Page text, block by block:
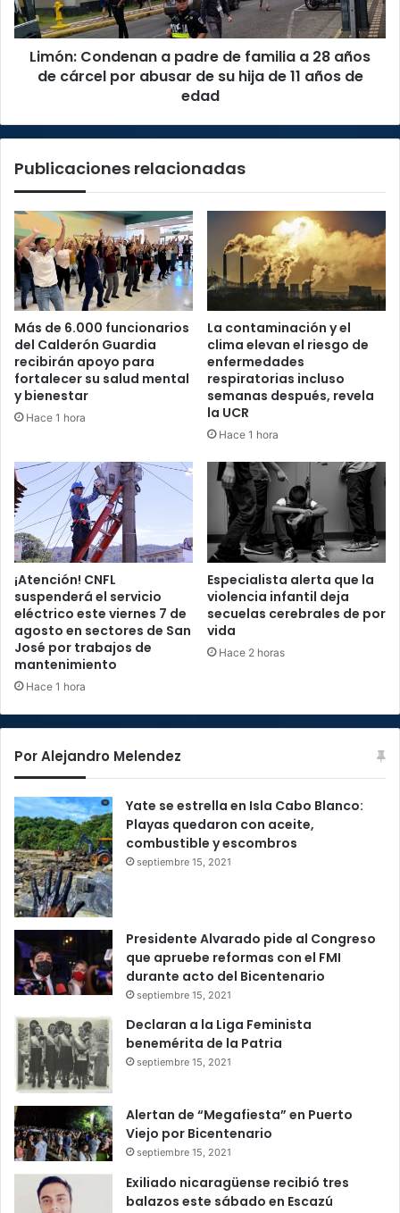
28
años
cárcel
de
hija
años
de
edad
Limón: Condenan a padre de familia a 28 años
de cárcel por abusar de su hija de 11 años de
edad
Publicaciones relacionadas
Más de 6.000 funcionarios
del Calderón Guardia
recibirán apoyo para
fortalecer su salud mental
y bienestar
Hace 1 hora
La contaminación y el
clima elevan el riesgo de
enfermedades
respiratorias incluso
semanas después, revela
la UCR
Hace 1 hora
¡Atención! CNFL
suspenderá el servicio
eléctrico este viernes 7 de
agosto en sectores de San
José por trabajos de
mantenimiento
Hace 1 hora
Especialista alerta que la
violencia infantil deja
secuelas cerebrales de por
vida
Hace 2 horas
Por Alejandro Melendez
Yate se estrella en Isla Cabo Blanco:
Playas quedaron con aceite,
combustible y escombros
septiembre 15, 2021
Presidente Alvarado pide al Congreso
que apruebe reformas con el FMI
durante acto del Bicentenario
septiembre 15, 2021
Declaran a la Liga Feminista
benemérita de la Patria
septiembre 15, 2021
Alertan de “Megafiesta” en Puerto
Viejo por Bicentenario
septiembre 15, 2021
Exiliado nicaragüense recibió tres
balazos este sábado en Escazú